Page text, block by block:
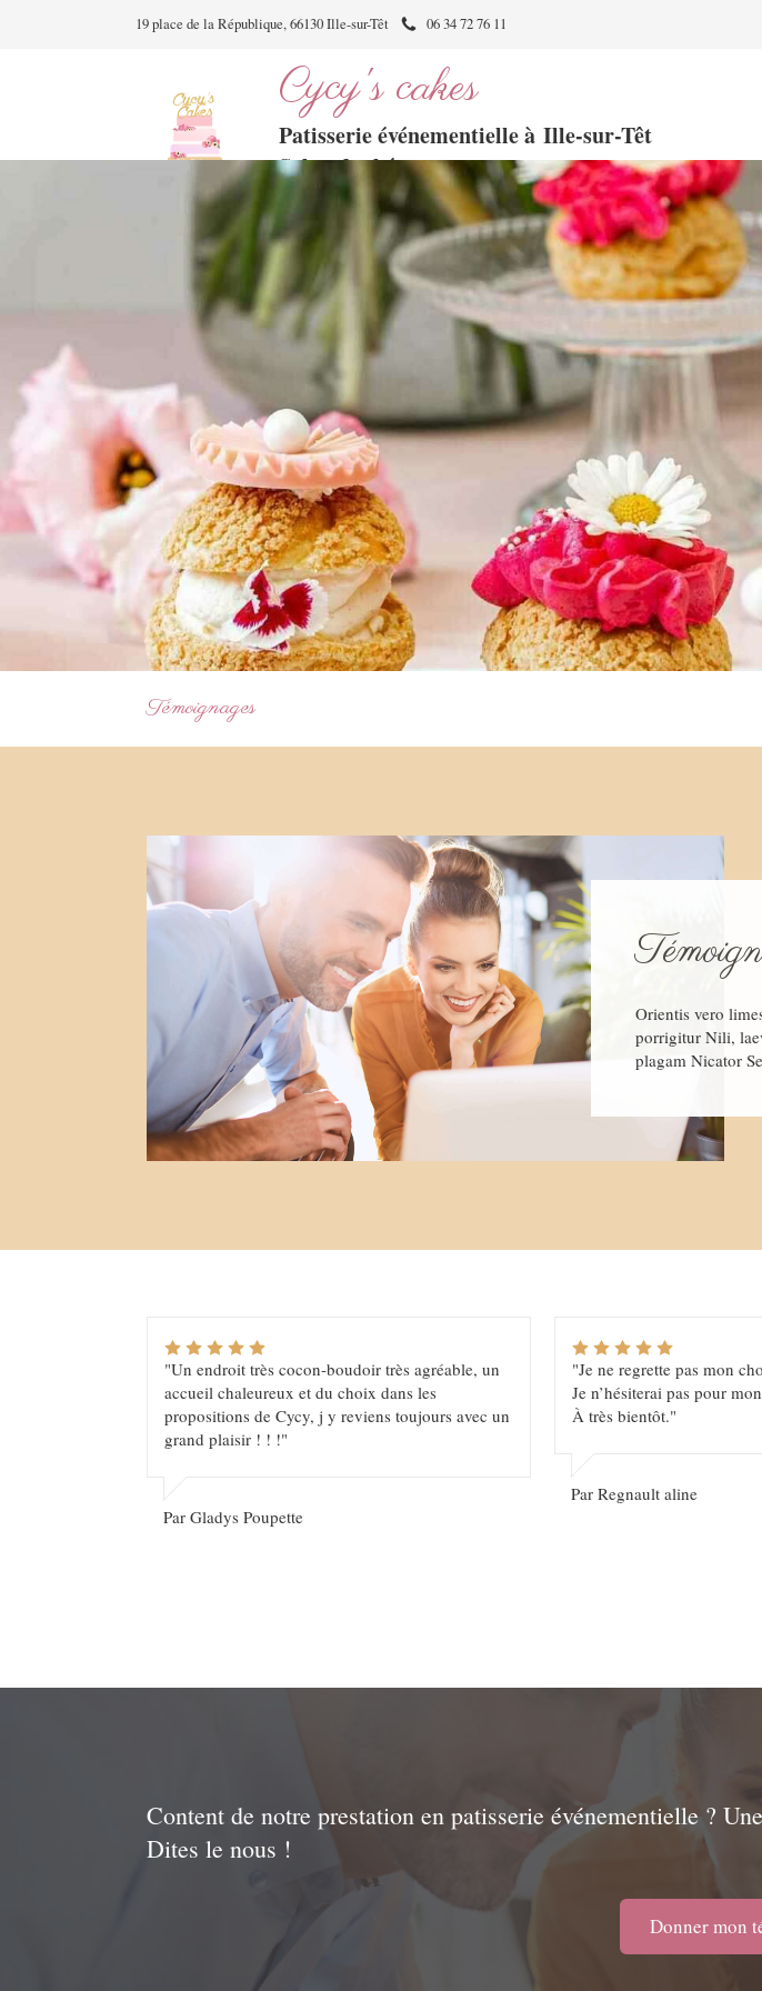
19 place de la République, 66130 Ille-sur-Têt 06 34 72 76 11
Cycy's cakes
Patisserie événementielle à Ille-sur-Têt
Salon de thé
Brunch
Témoignages
Orientis vero
porrigitur Nili,
plagam Nicator
"Un endroit très cocon-boudoir très agréable, un
accueil chaleureux et du choix dans les
propositions de Cycy, j y reviens toujours avec un
grand plaisir ! ! !"
Par Gladys Poupette
"Je ne regrette pas mon
Je n’hésiterai pas pour
À très bientôt."
Par Regnault aline
Content de notre prestation en patisserie événementielle ?
Dites le nous !
Donner mon